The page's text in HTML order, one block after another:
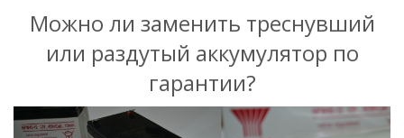
Можно ли заменить треснувший
или раздутый аккумулятор по
гарантии?